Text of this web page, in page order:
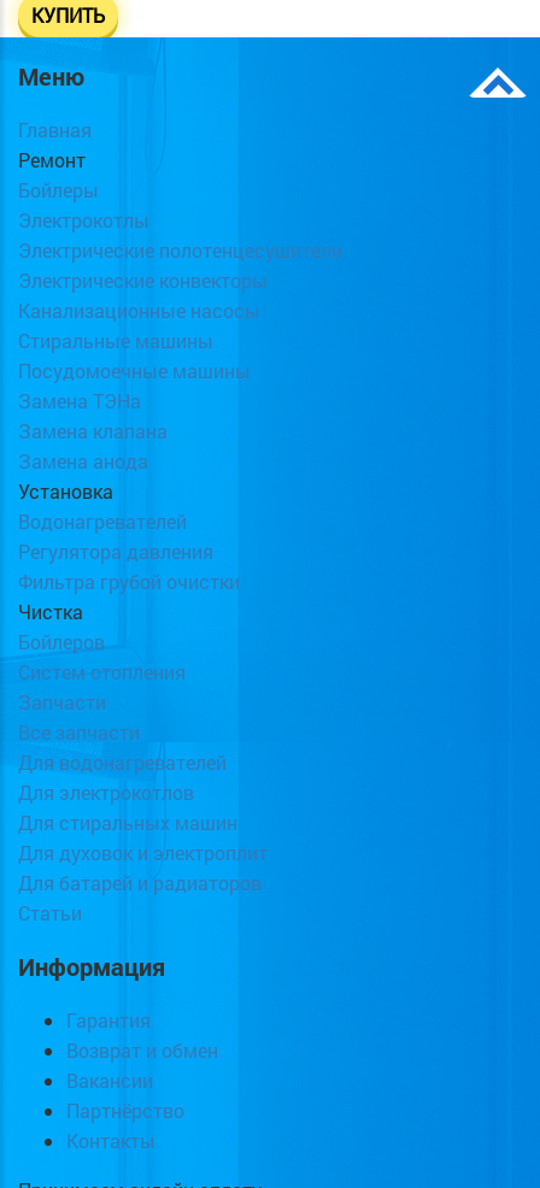
КУПИТЬ
Меню
Главная
Ремонт
Бойлеры
Электрокотлы
Электрические полотенцесушители
Электрические конвекторы
Канализационные насосы
Стиральные машины
Посудомоечные машины
Замена ТЭНа
Замена клапана
Замена анода
Установка
Водонагревателей
Регулятора давления
Фильтра грубой очистки
Чистка
Бойлеров
Систем отопления
Запчасти
Все запчасти
Для водонагревателей
Для электрокотлов
Для стиральных машин
Для духовок и электроплит
Для батарей и радиаторов
Статьи
Информация
Гарантия
Возврат и обмен
Вакансии
Партнёрство
Контакты